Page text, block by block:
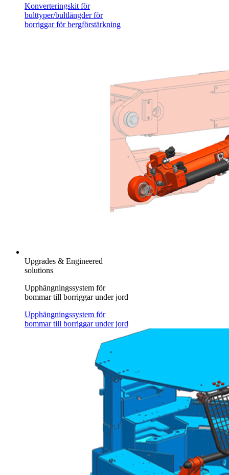
Konverteringskit för
bulttyper/bultlängder för
borriggar för bergförstärkning
Upgrades & Engineered
solutions
Upphängningssystem för
bommar till borriggar under jord
Upphängningssystem för
bommar till borriggar under jord